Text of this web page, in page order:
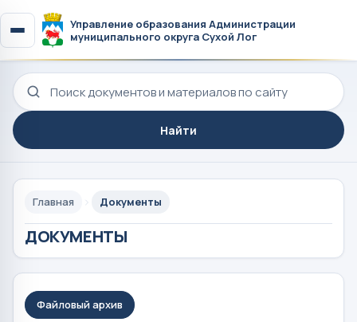
Управление образования Администрации
муниципального округа Сухой Лог
Поиск по сайту
Найти
Главная Документы
ДОКУМЕНТЫ
Файловый архив